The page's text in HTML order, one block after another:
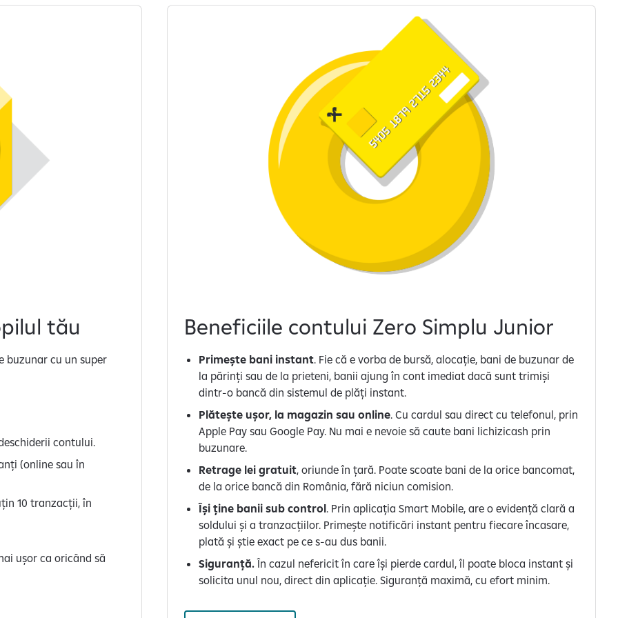
tău
buzunar cu un super
contului.
(online sau în
10 tranzacții, în
ușor ca oricând să
Beneficiile contului Zero Simplu Junior
Primește bani instant. Fie că e vorba de bursă, alocație, bani de buzunar de
la părinți sau de la prieteni, banii ajung în cont imediat dacă sunt trimiși
dintr-o bancă din sistemul de plăți instant.
Plătește ușor, la magazin sau online. Cu cardul sau direct cu telefonul, prin
Apple Pay sau Google Pay. Nu mai e nevoie să caute bani lichizicash prin
buzunare.
Retrage lei gratuit, oriunde în țară. Poate scoate bani de la orice bancomat,
de la orice bancă din România, fără niciun comision.
Își ține banii sub control. Prin aplicația Smart Mobile, are o evidență clară a
soldului și a tranzacțiilor. Primește notificări instant pentru fiecare încasare,
plată și știe exact pe ce s-au dus banii.
Siguranță.În cazul nefericit în care își pierde cardul, îl poate bloca instant și
solicita unul nou, direct din aplicație. Siguranță maximă, cu efort minim.